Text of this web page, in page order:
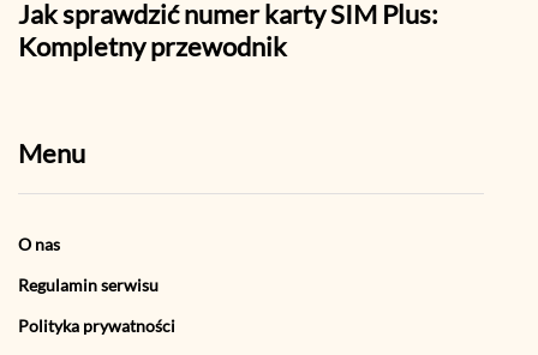
Jak sprawdzić numer karty SIM Plus:
Kompletny przewodnik
Menu
O nas
Regulamin serwisu
Polityka prywatności